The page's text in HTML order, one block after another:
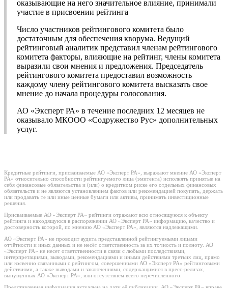
оказывающие на него значительное влияние, принимали
участие в присвоении рейтинга
Число участников рейтингового комитета было
достаточным для обеспечения кворума. Ведущий
рейтинговый аналитик представил членам рейтингового
комитета факторы, влияющие на рейтинг, члены комитета
выразили свои мнения и предложения. Председатель
рейтингового комитета предоставил возможность
каждому члену рейтингового комитета высказать свое
мнение до начала процедуры голосования.
АО «Эксперт РА» в течение последних 12 месяцев не
оказывало МКООО «Содружество Рус» дополнительных
услуг.
Кредитные рейтинги, присваиваемые АО «Эксперт РА», выражают мнение АО «Эксперт
РА» относительно способности рейтингуемого лица (эмитента) исполнять принятые на
себя финансовые обязательства и (или) о кредитном риске его отдельных финансовых
обязательств и не являются установлением фактов или рекомендацией покупать, держать
или продавать те или иные ценные бумаги или активы, принимать инвестиционные
решения.
Присваиваемые АО «Эксперт РА» рейтинги отражают всю относящуюся к объекту
рейтинга и находящуюся в распоряжении АО «Эксперт РА» информацию, качество и
достоверность которой, по мнению АО «Эксперт РА», являются надлежащими.
АО «Эксперт РА» не проводит аудита представленной рейтингуемыми лицами
отчётности и иных данных и не несёт ответственность за их точность и полноту. АО
«Эксперт РА» не несет ответственности в связи с любыми последствиями,
интерпретациями, выводами, рекомендациями и иными действиями третьих лиц, прямо
или косвенно связанными с рейтингом, совершенными АО «Эксперт РА» рейтинговыми
действиями, а также выводами и заключениями, содержащимися в пресс-релизах,
выпущенных АО «Эксперт РА», или отсутствием всего перечисленного.